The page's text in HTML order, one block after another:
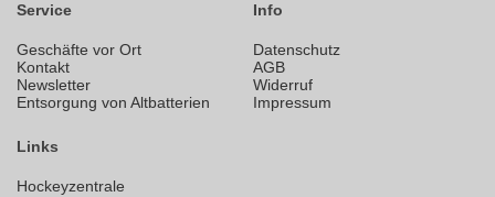
Service
Geschäfte vor Ort
Kontakt
Newsletter
Entsorgung von Altbatterien
Info
Datenschutz
AGB
Widerruf
Impressum
Links
Hockeyzentrale